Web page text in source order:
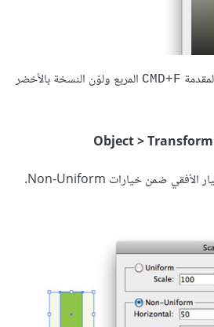
CMD+F المربع ولوّن النسخة بالأخضر
Object >